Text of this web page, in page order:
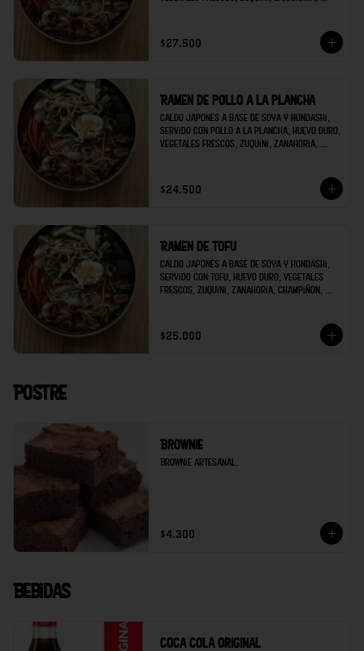
$27.500
Ramen de pollo a la plancha
Caldo japonés a base de soya y hondashi,
servido con pollo a la plancha, huevo duro,
vegetales frescos, zuquini, zanahoria,
$24.500
Ramen de tofu
Caldo japonés a base de soya y hondashi,
servido con tofu, huevo duro, vegetales
frescos, zuquini, zanahoria, champiñon,
$25.000
Postre
Brownie
Brownie artesanal.
$4.300
Bebidas
Coca cola original